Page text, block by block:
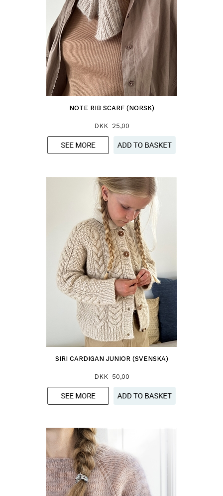
NOTE RIB SCARF (NORSK)
DKK 25,00
SIRI CARDIGAN JUNIOR (SVENSKA)
DKK 50,00